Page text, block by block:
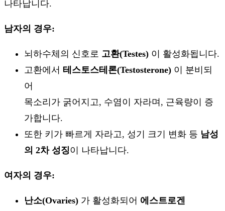
나타납니다.
남자의 경우:
뇌하수체의 신호로 고환(Testes) 이 활성화됩니다.
고환에서 테스토스테론(Testosterone) 이 분비되
어
목소리가 굵어지고, 수염이 자라며, 근육량이 증
가합니다.
또한 키가 빠르게 자라고, 성기 크기 변화 등 남성
의 2차 성징이 나타납니다.
여자의 경우:
난소(Ovaries) 가 활성화되어 에스트로겐